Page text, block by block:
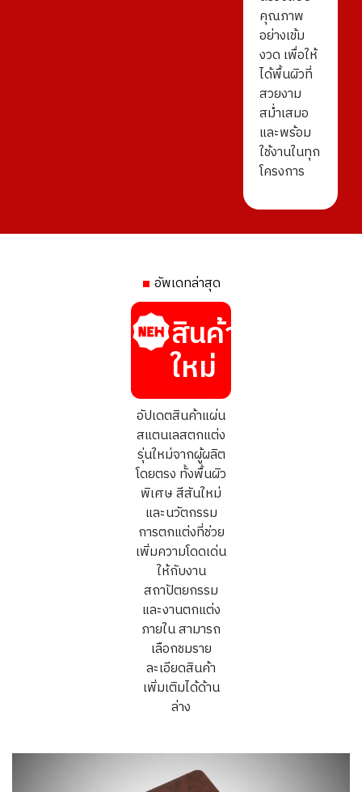
คุณภาพ
อย่างเข้ม
งวด เพื่อให้
ได้พื้นผิวที่
สวยงาม
สม่ำเสมอ
และพร้อม
ใช้งานในทุก
โครงการ
อัพเดทล่าสุด
สินค้า
ใหม่
อัปเดตสินค้าแผ่น
สแตนเลสตกแต่ง
รุ่นใหม่จากผู้ผลิต
โดยตรง ทั้งพื้นผิว
พิเศษ สีสันใหม่
และนวัตกรรม
การตกแต่งที่ช่วย
เพิ่มความโดดเด่น
ให้กับงาน
สถาปัตยกรรม
และงานตกแต่ง
ภายใน สามารถ
เลือกชมราย
ละเอียดสินค้า
เพิ่มเติมได้ด้าน
ล่าง